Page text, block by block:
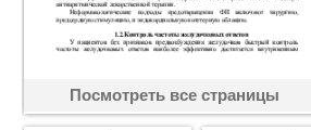
Посмотреть все страницы